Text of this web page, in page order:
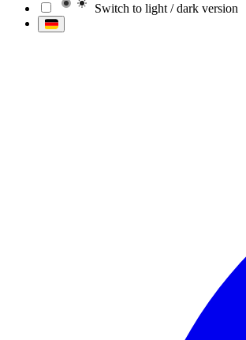
Switch to light / dark version